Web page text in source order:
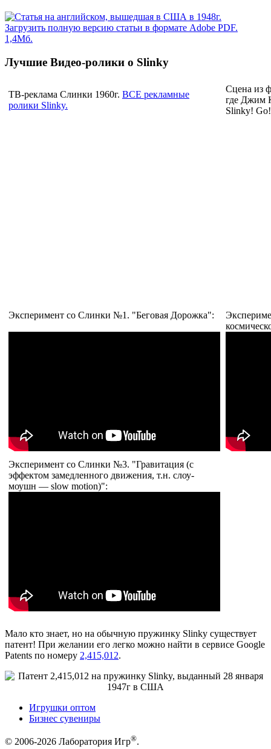
Загрузить полную версию статьи в формате Adobe PDF.
1,4Мб.
Лучшие Видео-ролики о Slinky
ТВ-реклама Слинки 1960г. ВСЕ рекламные
ролики Slinky.
Сцена из
где Джим
Slinky!
Эксперимент со Слинки №1. "Беговая Дорожка":
Эксперимент со Слинки №3. "Гравитация (с
эффектом замедленного движения, т.н. слоу-
моушн — slow motion)":
Мало кто знает, но на обычную пружинку Slinky существует
патент! При желании его легко можно найти в сервисе Google
Patents по номеру 2,415,012.
Игрушки оптом
Бизнес сувениры
© 2006-2026 Лаборатория Игр®.